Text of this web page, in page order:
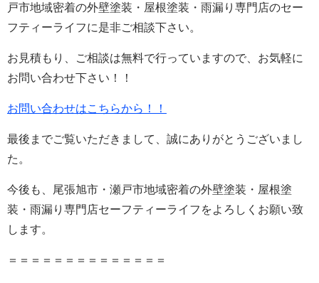
戸市地域密着の外壁塗装・屋根塗装・雨漏り専門店のセー
フティーライフに是非ご相談下さい。
お見積もり、ご相談は無料で行っていますので、お気軽に
お問い合わせ下さい！！
お問い合わせはこちらから！！
最後までご覧いただきまして、誠にありがとうございまし
た。
今後も、尾張旭市・瀬戸市地域密着の外壁塗装・屋根塗
装・雨漏り専門店セーフティーライフをよろしくお願い致
します。
＝＝＝＝＝＝＝＝＝＝＝＝＝＝